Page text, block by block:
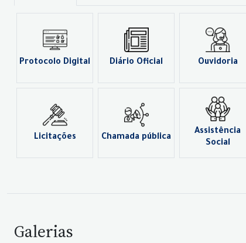
Protocolo Digital Diário Oficial Ouvidoria
Licitações Chamada pública
Assistência
Social
Galerias